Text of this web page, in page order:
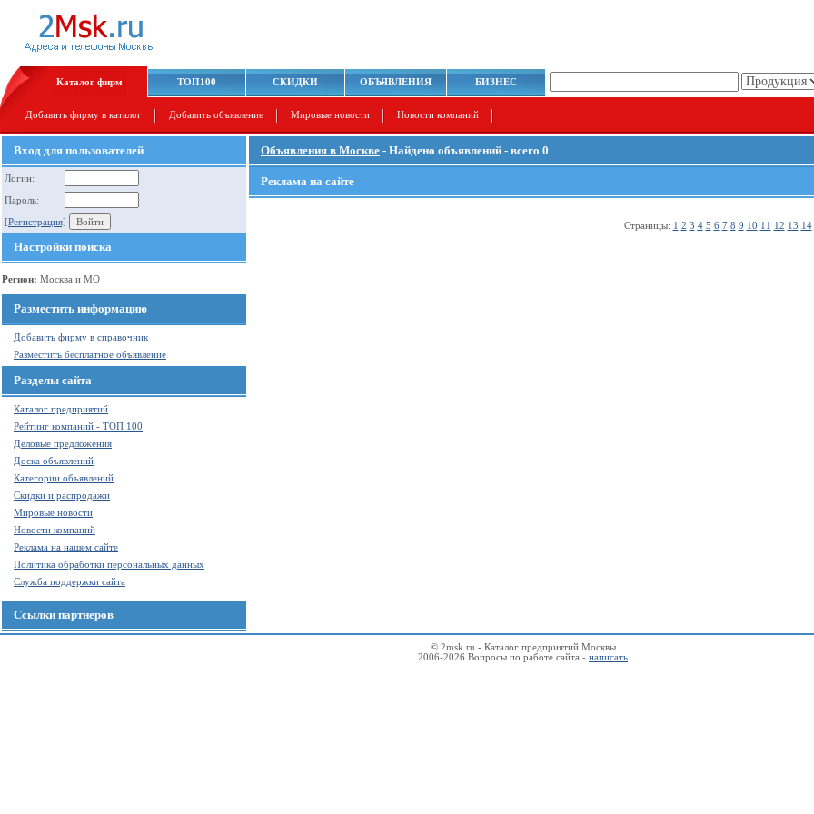
Каталог фирм ТОП100 СКИДКИ ОБЪЯВЛЕНИЯ БИЗНЕС
Добавить фирму в каталог Добавить объявление Мировые новости Новости компаний
Вход для пользователей
Логин:
Пароль:
[Регистрация]
Настройки поиска
Регион: Москва и МО
Разместить информацию
Добавить фирму в справочник
Разместить бесплатное объявление
Разделы сайта
Каталог предприятий
Рейтинг компаний - ТОП 100
Деловые предложения
Доска объявлений
Категории объявлений
Скидки и распродажи
Мировые новости
Новости компаний
Реклама на нашем сайте
Политика обработки персональных данных
Служба поддержки сайта
Ссылки партнеров
Объявления в Москве - Найдено объявлений - всего 0
Реклама на сайте
Страницы: 1 2 3 4 5 6 7 8 9 10 11 12 13 14
© 2msk.ru - Каталог предприятий Москвы
2006-2026 Вопросы по работе сайта - написать